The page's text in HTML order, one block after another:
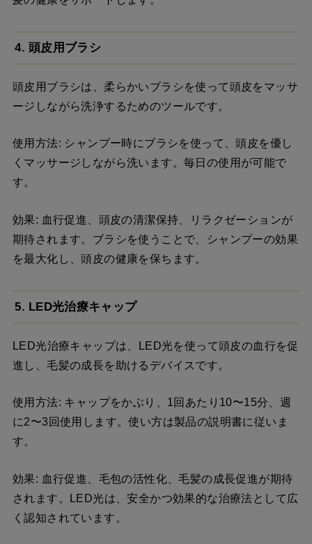
4. 頭皮用ブラシ
頭皮用ブラシは、柔らかいブラシを使って頭皮をマッサ
ージしながら洗浄するためのツールです。
使用方法: シャンプー時にブラシを使って、頭皮を優し
くマッサージしながら洗います。毎日の使用が可能で
す。
効果: 血行促進、頭皮の清潔保持、リラクゼーションが
期待されます。ブラシを使うことで、シャンプーの効果
を最大化し、頭皮の健康を保ちます。
5. LED光治療キャップ
LED光治療キャップは、LED光を使って頭皮の血行を促
進し、毛髪の成長を助けるデバイスです。
使用方法: キャップをかぶり、1回あたり10〜15分、週
に2〜3回使用します。使い方は製品の説明書に従いま
す。
効果: 血行促進、毛包の活性化、毛髪の成長促進が期待
されます。LED光は、安全かつ効果的な治療法として広
く認知されています。